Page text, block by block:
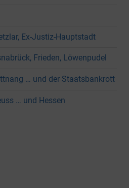
Ex-Justiz-Hauptstadt
Frieden, Löwenpudel
… und der Staatsbankrott
… und Hessen